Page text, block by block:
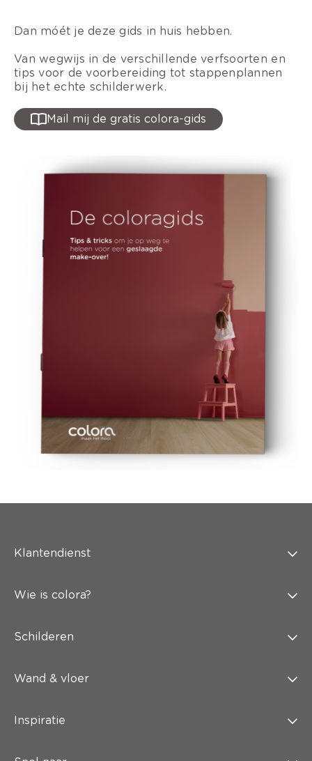
Dan móét je deze gids in huis hebben.
Van wegwijs in de verschillende verfsoorten en
tips voor de voorbereiding tot stappenplannen
bij het echte schilderwerk.
Mail mij de gratis colora-gids
Klantendienst
Wie is colora?
Schilderen
Wand & vloer
Inspiratie